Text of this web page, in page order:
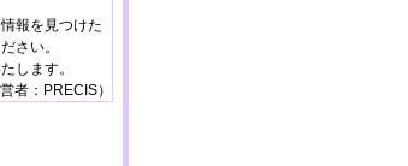
報を見つけた
さい。
します。
営者：PRECIS）